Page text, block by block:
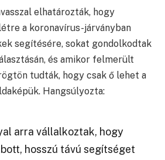
elhatározták, hogy
a koronavírus-járványban
segítésére, sokat gondolkodtak
és amikor felmerült
tudták, hogy csak ő lehet a
Hangsúlyozta:
arra vállalkoztak, hogy
hosszú távú segítséget